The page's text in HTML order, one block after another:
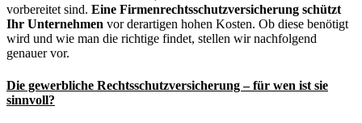
vorbereitet sind. Eine Firmenrechtsschutzversicherung schützt
Ihr Unternehmen vor derartigen hohen Kosten. Ob diese benötigt
wird und wie man die richtige findet, stellen wir nachfolgend
genauer vor.
Die gewerbliche Rechtsschutzversicherung – für wen ist sie
sinnvoll?